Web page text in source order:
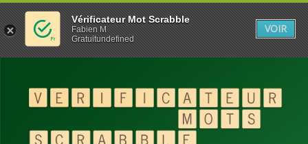
Vérificateur Mot Scrabble
Fabien M
Gratuitundefined
VOIR